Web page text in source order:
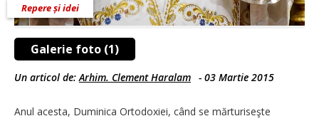
Galerie foto (1)
Repere și idei
Un articol de:Arhim. Clement Haralam - 03 Martie 2015
Anul acesta, Duminica Ortodoxiei, când se mărturiseşte